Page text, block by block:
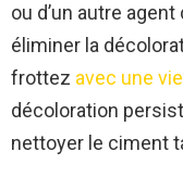
ou d’un autre
éliminer la
frottez avec une
décoloration
nettoyer le ciment